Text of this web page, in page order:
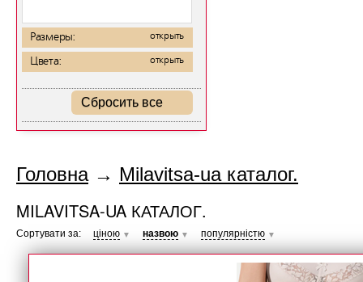
Размеры: открыть
Цвета: открыть
Сбросить все
Головна→ Milavitsa-ua каталог.
MILAVITSA-UA КАТАЛОГ.
Сортувати за: ціною ▼ назвою ▼ популярністю ▼